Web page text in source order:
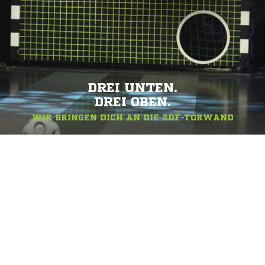
DREI UNTEN.
DREI OBEN.
WIR BRINGEN DICH AN DIE ZDF-TORWAND